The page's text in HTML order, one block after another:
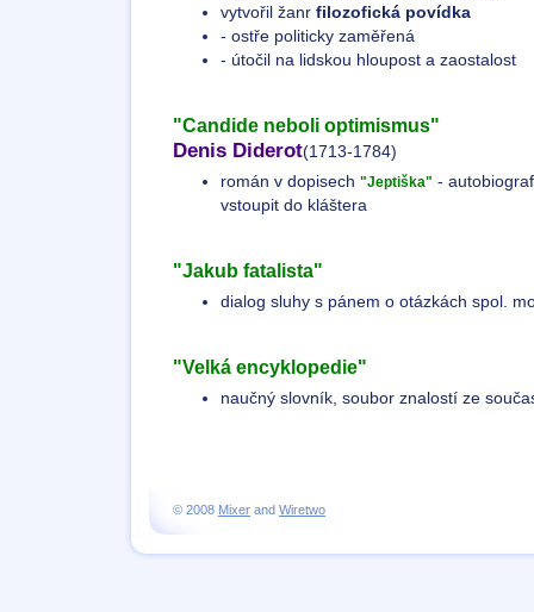
vytvořil žanr filozofická povídka
- ostře politicky zaměřená
- útočil na lidskou hloupost a zaostalost
"Candide neboli optimismus"
Denis Diderot(1713-1784)
román v dopisech "Jeptiška" -
vstoupit do kláštera
"Jakub fatalista"
dialog sluhy s pánem o otázkách spol.
"Velká encyklopedie"
naučný slovník, soubor znalostí ze
© 2008 Mixer and Wiretwo